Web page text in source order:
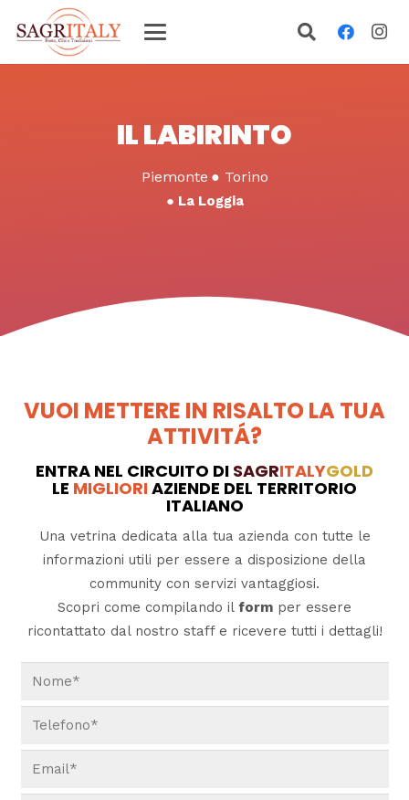
IL LABIRINTO
Piemonte ● Torino
● La Loggia
VUOI METTERE IN RISALTO LA TUA
ATTIVITÁ?
ENTRA NEL CIRCUITO DI SAGRITALYGOLD
LE MIGLIORIAZIENDE DEL TERRITORIO
ITALIANO
Una vetrina dedicata alla tua azienda con tutte le
informazioni utili per essere a disposizione della
community con servizi vantaggiosi.
Scopri come compilando il form per essere
ricontattato dal nostro staff e ricevere tutti i dettagli!